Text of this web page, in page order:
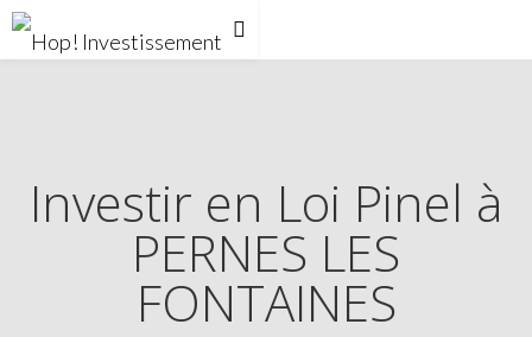
Investir en Loi Pinel à
PERNES LES
FONTAINES